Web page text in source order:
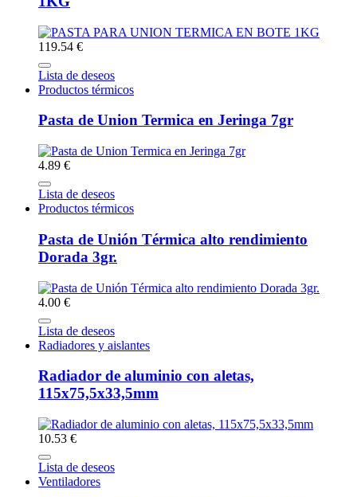
119.54 €
Lista de deseos
Productos térmicos
Pasta de Union Termica en Jeringa 7gr
4.89 €
Lista de deseos
Productos térmicos
Pasta de Unión Térmica alto rendimiento
Dorada 3gr.
4.00 €
Lista de deseos
Radiadores y aislantes
Radiador de aluminio con aletas,
115x75,5x33,5mm
10.53 €
Lista de deseos
Ventiladores